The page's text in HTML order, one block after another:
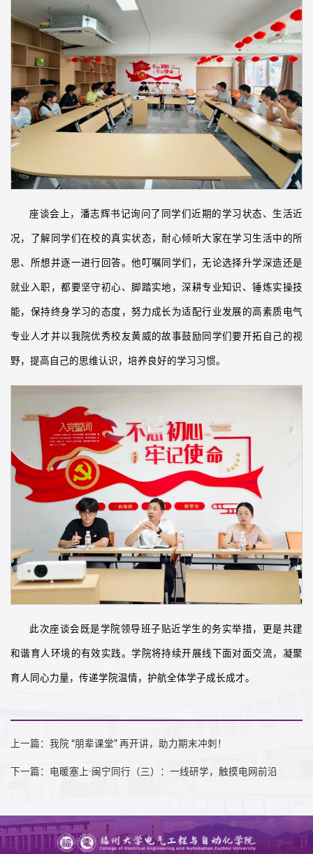
座谈会上，潘志辉书记询问了同学们近期的学习状态、生活近
况，了解同学们在校的真实状态，耐心倾听大家在学习生活中的所
思、所想并逐一进行回答。他叮嘱同学们，无论选择升学深造还是
就业入职，都要坚守初心、脚踏实地，深耕专业知识、锤炼实操技
能，保持终身学习的态度，努力成长为适配行业发展的高素质电气
专业人才并以我院优秀校友黄威的故事鼓励同学们要开拓自己的视
野，提高自己的思维认识，培养良好的学习习惯。
此次座谈会既是学院领导班子贴近学生的务实举措，更是共建
和谐育人环境的有效实践。学院将持续开展线下面对面交流，凝聚
育人同心力量，传递学院温情，护航全体学子成长成才。
上一篇：我院 “朋辈课堂” 再开讲，助力期末冲刺！
下一篇：电暖塞上·闽宁同行（三）：一线研学，触摸电网前沿